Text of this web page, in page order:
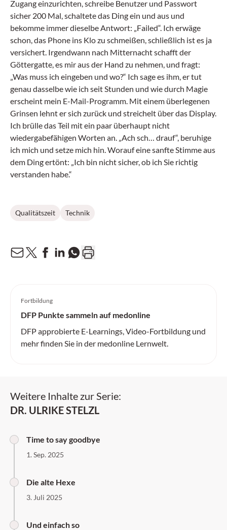
Zugang einzurichten, schreibe Benutzer und Passwort
sicher 200 Mal, schaltete das Ding ein und aus und
bekomme immer dieselbe Antwort: „Failed“. Ich erwäge
schon, das Phone ins Klo zu schmeißen, schließlich ist es ja
versichert. Irgendwann nach Mitternacht schafft der
Göttergatte, es mir aus der Hand zu nehmen, und fragt:
„Was muss ich eingeben und wo?“ Ich sage es ihm, er tut
genau dasselbe wie ich seit Stunden und wie durch Magie
erscheint mein E-Mail-Programm. Mit einem überlegenen
Grinsen lehnt er sich zurück und streichelt über das Display.
Ich brülle das Teil mit ein paar überhaupt nicht
wiedergabefähigen Worten an. „Ach sch… drauf“, beruhige
ich mich und setze mich hin. Worauf eine sanfte Stimme aus
dem Ding ertönt: „Ich bin nicht sicher, ob ich Sie richtig
verstanden habe.“
Qualitätszeit Technik
Fortbildung
DFP Punkte sammeln auf medonline
DFP approbierte E-Learnings, Video-Fortbildung und
mehr finden Sie in der medonline Lernwelt.
Weitere Inhalte zur Serie:
DR. ULRIKE STELZL
Time to say goodbye
1. Sep. 2025
Die alte Hexe
3. Juli 2025
Und einfach so